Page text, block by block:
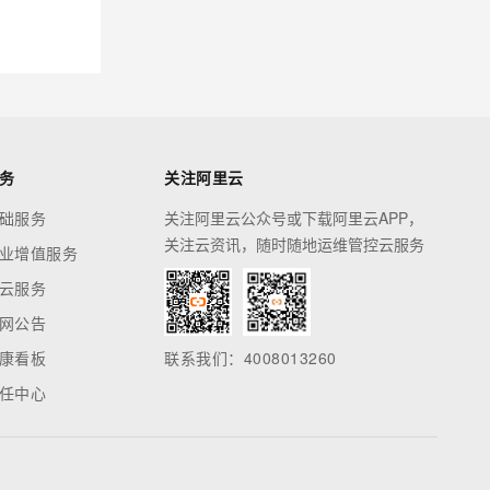
服务
增值服务
服务
公告
看板
中心
关注阿里云
关注阿里云公众号或下载阿里云APP，
关注云资讯，随时随地运维管控云服务
联系我们：4008013260